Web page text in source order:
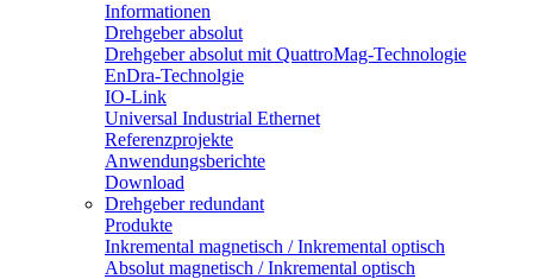
Informationen
Drehgeber absolut
Drehgeber absolut mit QuattroMag-Technologie
EnDra-Technolgie
IO-Link
Universal Industrial Ethernet
Referenzprojekte
Anwendungsberichte
Download
Drehgeber redundant
Produkte
Inkremental magnetisch / Inkremental optisch
Absolut magnetisch / Inkremental optisch